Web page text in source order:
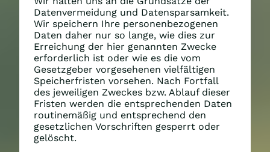
Datenvermeidung und Datensparsamkeit.
Wir speichern Ihre personenbezogenen
Daten daher nur so lange, wie dies zur
Erreichung der hier genannten Zwecke
erforderlich ist oder wie es die vom
Gesetzgeber vorgesehenen vielfältigen
Speicherfristen vorsehen. Nach Fortfall
des jeweiligen Zweckes bzw. Ablauf dieser
Fristen werden die entsprechenden Daten
routinemäßig und entsprechend den
gesetzlichen Vorschriften gesperrt oder
gelöscht.